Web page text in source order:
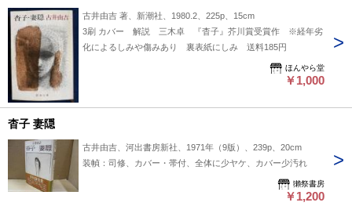
古井由吉 著、新潮社、1980.2、225p、15cm
3刷 カバー 解説 三木卓 『杳子』芥川賞受賞作 ※経年劣
化によるしみや傷みあり 裏表紙にしみ 送料185円
ほんやら堂
￥1,000
杳子 妻隠
古井由吉、河出書房新社、1971年（9版）、239p、20cm
装幀：司修、カバー・帯付、全体に少ヤケ、カバー少汚れ
獺祭書房
￥1,200